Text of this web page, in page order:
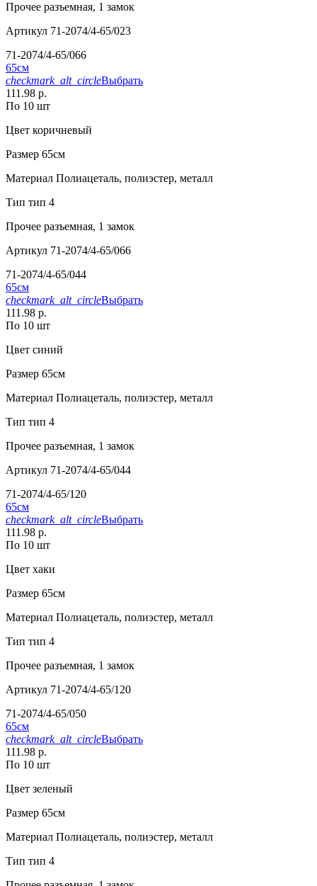
Прочее разъемная, 1 замок
Артикул 71-2074/4-65/023
71-2074/4-65/066
65см
checkmark_alt_circleВыбрать
111.98 р.
По 10 шт
Цвет коричневый
Размер 65см
Материал Полиацеталь, полиэстер, металл
Тип тип 4
Прочее разъемная, 1 замок
Артикул 71-2074/4-65/066
71-2074/4-65/044
65см
checkmark_alt_circleВыбрать
111.98 р.
По 10 шт
Цвет синий
Размер 65см
Материал Полиацеталь, полиэстер, металл
Тип тип 4
Прочее разъемная, 1 замок
Артикул 71-2074/4-65/044
71-2074/4-65/120
65см
checkmark_alt_circleВыбрать
111.98 р.
По 10 шт
Цвет хаки
Размер 65см
Материал Полиацеталь, полиэстер, металл
Тип тип 4
Прочее разъемная, 1 замок
Артикул 71-2074/4-65/120
71-2074/4-65/050
65см
checkmark_alt_circleВыбрать
111.98 р.
По 10 шт
Цвет зеленый
Размер 65см
Материал Полиацеталь, полиэстер, металл
Тип тип 4